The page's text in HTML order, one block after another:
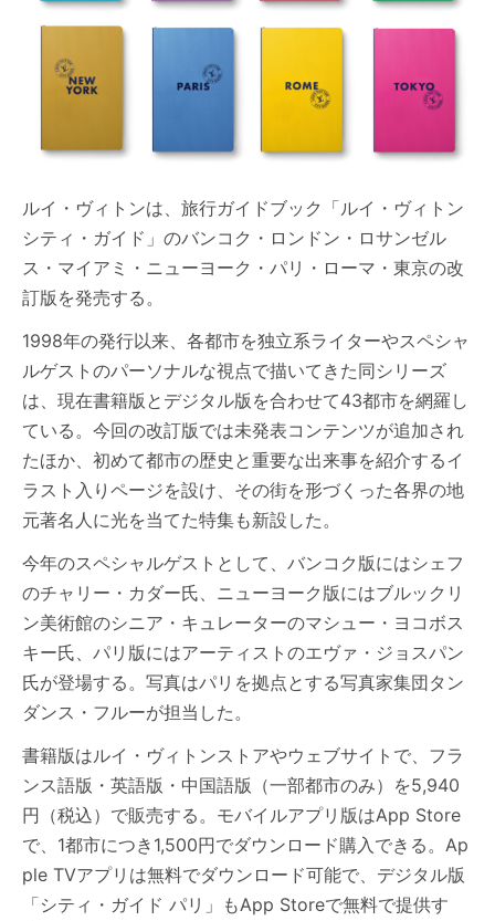
ルイ・ヴィトンは、旅行ガイドブック「ルイ・ヴィトン
シティ・ガイド」のバンコク・ロンドン・ロサンゼル
ス・マイアミ・ニューヨーク・パリ・ローマ・東京の改
訂版を発売する。
1998年の発行以来、各都市を独立系ライターやスペシャ
ルゲストのパーソナルな視点で描いてきた同シリーズ
は、現在書籍版とデジタル版を合わせて43都市を網羅し
ている。今回の改訂版では未発表コンテンツが追加され
たほか、初めて都市の歴史と重要な出来事を紹介するイ
ラスト入りページを設け、その街を形づくった各界の地
元著名人に光を当てた特集も新設した。
今年のスペシャルゲストとして、バンコク版にはシェフ
のチャリー・カダー氏、ニューヨーク版にはブルックリ
ン美術館のシニア・キュレーターのマシュー・ヨコボス
キー氏、パリ版にはアーティストのエヴァ・ジョスパン
氏が登場する。写真はパリを拠点とする写真家集団タン
ダンス・フルーが担当した。
書籍版はルイ・ヴィトンストアやウェブサイトで、フラ
ンス語版・英語版・中国語版（一部都市のみ）を5,940
円（税込）で販売する。モバイルアプリ版はApp Store
で、1都市につき1,500円でダウンロード購入できる。Ap
ple TVアプリは無料でダウンロード可能で、デジタル版
「シティ・ガイド パリ」もApp Storeで無料で提供す